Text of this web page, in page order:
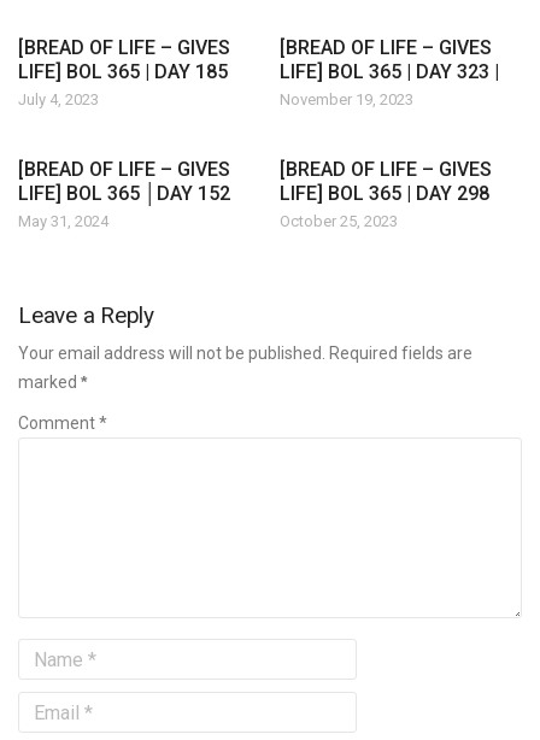
[BREAD OF LIFE – GIVES
LIFE] BOL 365 | DAY 185
July 4, 2023
[BREAD OF LIFE – GIVES
LIFE] BOL 365 | DAY 323 |
November 19, 2023
[BREAD OF LIFE – GIVES
LIFE] BOL 365 │DAY 152
May 31, 2024
[BREAD OF LIFE – GIVES
LIFE] BOL 365 | DAY 298
October 25, 2023
Leave a Reply
Your email address will not be published. Required fields are
marked *
Comment *